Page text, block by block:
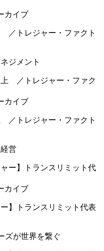
カイブ
／トレジャー・ファクト
ジメント
カイブ
／トレジャー・ファクト
営
カイブ
】トランスリミット代表
ズが世界を繋ぐ